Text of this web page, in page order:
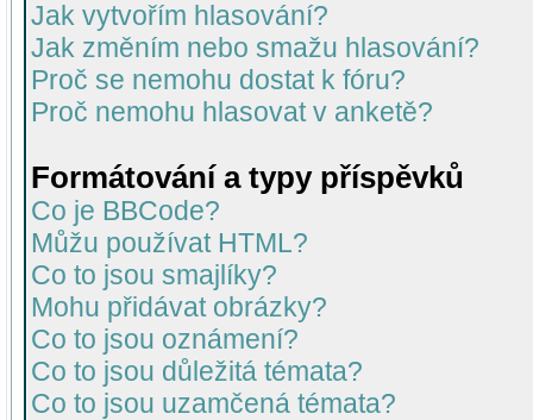
Jak vytvořím hlasování?
Jak změním nebo smažu hlasování?
Proč se nemohu dostat k fóru?
Proč nemohu hlasovat v anketě?
Formátování a typy příspěvků
Co je BBCode?
Můžu používat HTML?
Co to jsou smajlíky?
Mohu přidávat obrázky?
Co to jsou oznámení?
Co to jsou důležitá témata?
Co to jsou uzamčená témata?